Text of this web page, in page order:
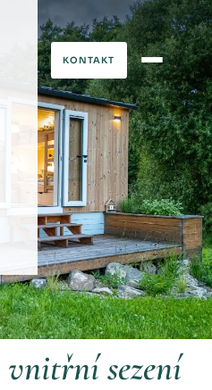
KONTAKT
vnitřní sezení